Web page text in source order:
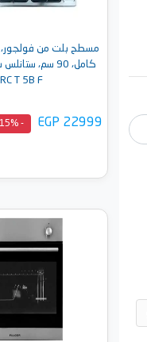
T 5B F
EGP 22999
- 15%
أضف إلى السلة